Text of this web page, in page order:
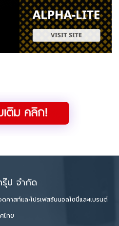
ป จำกัด
คาสท์และโปรเฟสชันนอลโซนี่และแบรนด์
ไทย